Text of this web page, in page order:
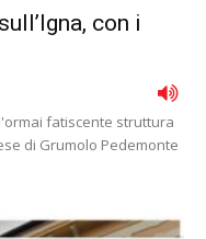
con i
fatiscente struttura
di Grumolo Pedemonte